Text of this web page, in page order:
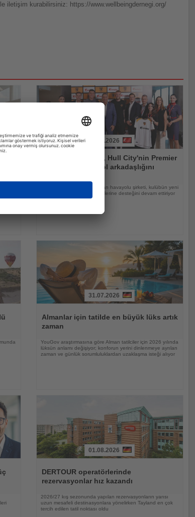
iletişim kurabilirsiniz: https://www.wellbeingdernegi.org/
31.07.2026
Corendon Airlines, Hull City'nin Premier
Lig hedefindeki yol arkadaşlığını
Resmi sponsorluğunu uzatan havayolu şirketi, kulübün yeni
sezon ve Premier Lig hedeflerine desteğini devam ettiriyor
Oku
31.07.2026
Almanlar için tatilde en büyük lüks artık
zaman
YouGov araştırmasına göre Alman tatilciler için 2026 yılında
lüksün anlamı değişiyor; konforun yerini dinlenmeye ayrılan
zaman ve günlük sorumluluklardan uzaklaşma isteği alıyor
Oku
01.08.2026
DERTOUR operatörlerinde
rezervasyonlar hız kazandı
2026/27 kış sezonunda yapılan rezervasyonların yarısı
uzun mesafeli destinasyonlara yönelirken Tayland en çok
tercih edilen tatil noktası oldu